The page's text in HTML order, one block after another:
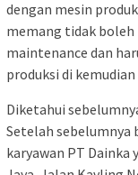
dengan mesin
memang tidak
maintenance dan
produksi di kemudian
Diketahui
Setelah sebelumnya
karyawan PT Dainka